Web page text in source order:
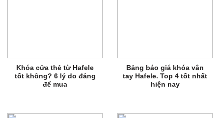
Khóa cửa thẻ từ Hafele
tốt không? 6 lý do đáng
để mua
Bảng báo giá khóa vân
tay Hafele. Top 4 tốt nhất
hiện nay